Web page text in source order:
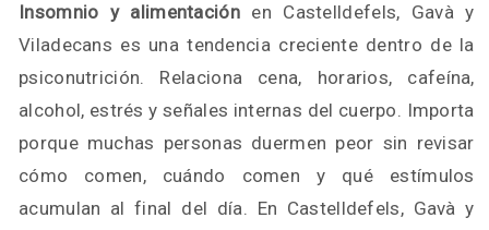
Insomnio y alimentación en Castelldefels, Gavà y
Viladecans es una tendencia creciente dentro de la
psiconutrición. Relaciona cena, horarios, cafeína,
alcohol, estrés y señales internas del cuerpo. Importa
porque muchas personas duermen peor sin revisar
cómo comen, cuándo comen y qué estímulos
acumulan al final del día. En Castelldefels, Gavà y